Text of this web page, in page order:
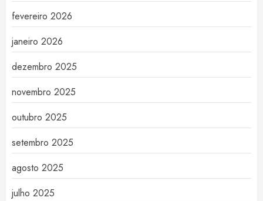
fevereiro 2026
janeiro 2026
dezembro 2025
novembro 2025
outubro 2025
setembro 2025
agosto 2025
julho 2025